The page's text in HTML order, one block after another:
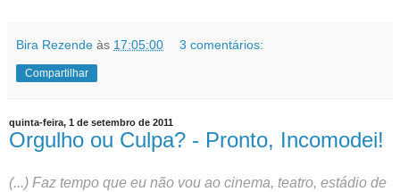
Bira Rezende às 17:05:00 3 comentários:
Compartilhar
quinta-feira, 1 de setembro de 2011
Orgulho ou Culpa? - Pronto, Incomodei!
(...) Faz tempo que eu não vou ao cinema, teatro, estádio de